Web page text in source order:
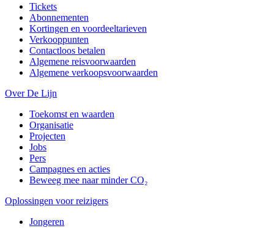
Tickets
Abonnementen
Kortingen en voordeeltarieven
Verkooppunten
Contactloos betalen
Algemene reisvoorwaarden
Algemene verkoopsvoorwaarden
Over De Lijn
Toekomst en waarden
Organisatie
Projecten
Jobs
Pers
Campagnes en acties
Beweeg mee naar minder CO₂
Oplossingen voor reizigers
Jongeren